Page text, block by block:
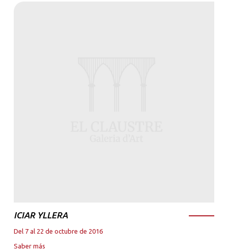
ICIAR YLLERA
Del 7 al 22 de octubre de 2016
Saber más